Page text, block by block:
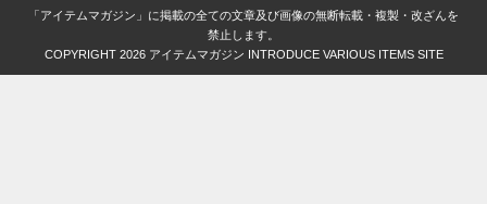
「アイテムマガジン」に掲載の全ての文章及び画像の無断転載・複製・改ざんを
禁止します。
COPYRIGHT 2026 アイテムマガジン INTRODUCE VARIOUS ITEMS SITE